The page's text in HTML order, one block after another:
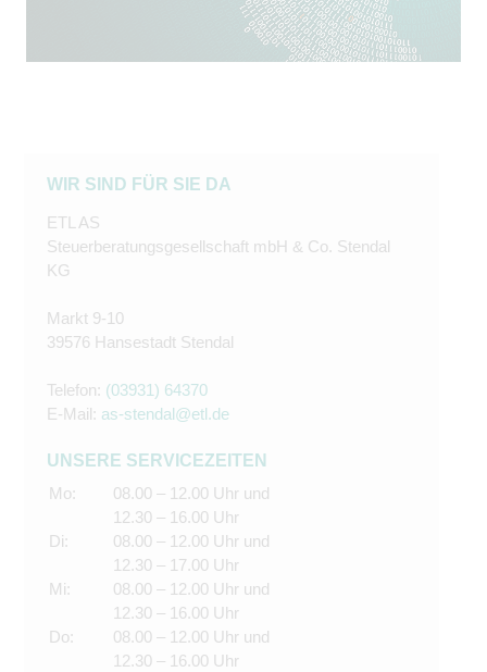
WIR SIND FÜR SIE DA
ETL AS
Steuerberatungsgesellschaft mbH & Co. Stendal
KG
Markt 9-10
39576 Hansestadt Stendal
Telefon: (03931) 64370
E-Mail: as-stendal@etl.de
UNSERE SERVICEZEITEN
Mo:
Di:
Mi:
Do:
08.00 – 12.00 Uhr und
12.30 – 16.00 Uhr
08.00 – 12.00 Uhr und
12.30 – 17.00 Uhr
08.00 – 12.00 Uhr und
12.30 – 16.00 Uhr
08.00 – 12.00 Uhr und
12.30 – 16.00 Uhr